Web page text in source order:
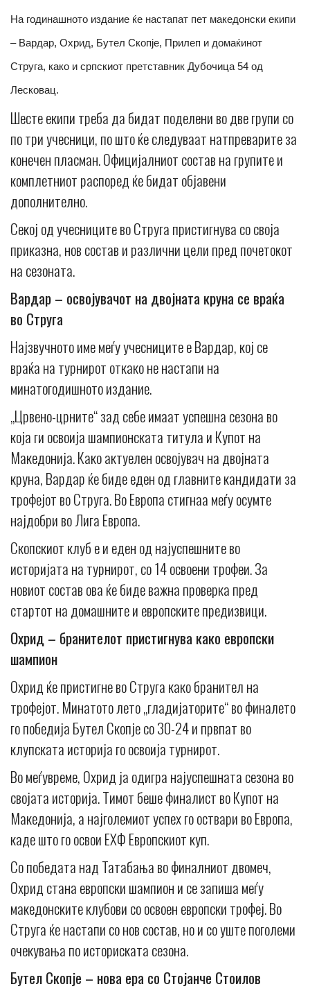
На годинашното издание ќе настапат пет македонски екипи
– Вардар, Охрид, Бутел Скопје, Прилеп и домаќинот
Струга, како и српскиот претставник Дубочица 54 од
Лесковац.
Шесте екипи треба да бидат поделени во две групи со
по три учесници, по што ќе следуваат натпреварите за
конечен пласман. Официјалниот состав на групите и
комплетниот распоред ќе бидат објавени
дополнително.
Секој од учесниците во Струга пристигнува со своја
приказна, нов состав и различни цели пред почетокот
на сезоната.
Вардар – освојувачот на двојната круна се враќа
во Струга
Најзвучното име меѓу учесниците е Вардар, кој се
враќа на турнирот откако не настапи на
минатогодишното издание.
„Црвено-црните“ зад себе имаат успешна сезона во
која ги освоија шампионската титула и Купот на
Македонија. Како актуелен освојувач на двојната
круна, Вардар ќе биде еден од главните кандидати за
трофејот во Струга. Во Европа стигнаа меѓу осумте
најдобри во Лига Европа.
Скопскиот клуб е и еден од најуспешните во
историјата на турнирот, со 14 освоени трофеи. За
новиот состав ова ќе биде важна проверка пред
стартот на домашните и европските предизвици.
Охрид – бранителот пристигнува како европски
шампион
Oхрид ќе пристигне во Струга како бранител на
трофејот. Минатото лето „гладијаторите“ во финалето
го победија Бутел Скопје со 30-24 и првпат во
клупската историја го освоија турнирот.
Во меѓувреме, Охрид ја одигра најуспешната сезона во
својата историја. Тимот беше финалист во Купот на
Македонија, а најголемиот успех го оствари во Европа,
каде што го освои ЕХФ Европскиот куп.
Со победата над Татабања во финалниот двомеч,
Охрид стана европски шампион и се запиша меѓу
македонските клубови со освоен европски трофеј. Во
Струга ќе настапи со нов состав, но и со уште поголеми
очекувања по историската сезона.
Бутел Скопје – нова ера со Стојанче Стоилов